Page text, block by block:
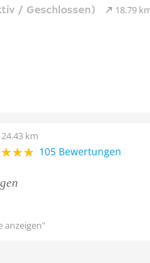
/ Geschlossen) 18.79
24.43 km
105 Bewertungen
anzeigen"